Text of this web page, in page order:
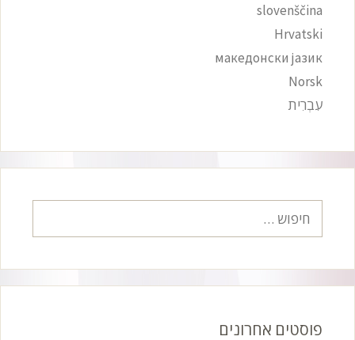
slovenščina
Hrvatski
македонски јазик
Norsk
עִבְרִית
פוסטים אחרונים